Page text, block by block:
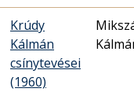
Krúdy
Kálmán
csínytevései
(1960)